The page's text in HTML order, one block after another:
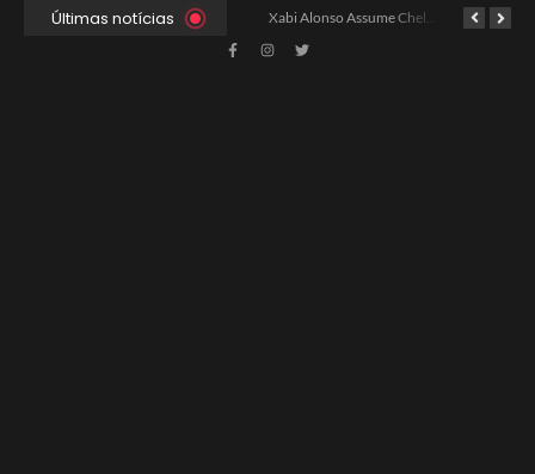
Últimas notícias
Ancelotti Avalia Elenco Final para Convocação da Copa Xabi Alonso Assume Chelsea: Nova Estratégia Gerencial e Contrato Até 2030 China e EUA Buscam Expansão do Comércio Agrícola